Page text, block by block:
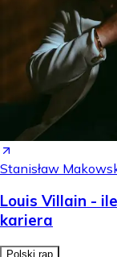
Stanisław
Louis Villain -
kariera
Polski rap